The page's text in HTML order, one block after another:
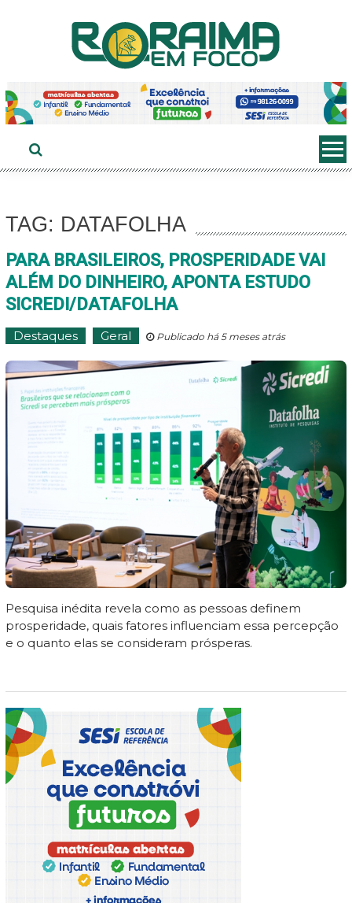
TAG: DATAFOLHA
PARA BRASILEIROS, PROSPERIDADE VAI
ALÉM DO DINHEIRO, APONTA ESTUDO
SICREDI/DATAFOLHA
Destaques Geral Publicado há 5 meses atrás
Pesquisa inédita revela como as pessoas definem
prosperidade, quais fatores influenciam essa percepção
e o quanto elas se consideram prósperas.